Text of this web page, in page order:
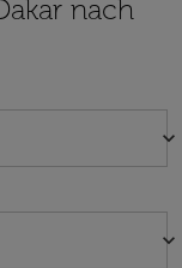
nach
keyboard_arrow_down
keyboard_arrow_down